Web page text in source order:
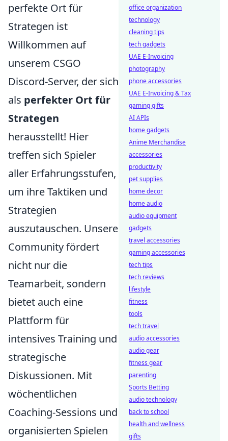
perfekte Ort für
Strategen ist
Willkommen auf
unserem CSGO
Discord-Server, der sich
als perfekter Ort für
Strategen
herausstellt! Hier
treffen sich Spieler
aller Erfahrungsstufen,
um ihre Taktiken und
Strategien
auszutauschen. Unsere
Community fördert
nicht nur die
Teamarbeit, sondern
bietet auch eine
Plattform für
intensives Training und
strategische
Diskussionen. Mit
wöchentlichen
Coaching-Sessions und
organisierten Spielen
office organization
technology
cleaning tips
tech gadgets
UAE E-Invoicing
photography
phone accessories
UAE E-Invoicing & Tax
gaming gifts
AI APIs
home gadgets
Anime Merchandise
accessories
productivity
pet supplies
home decor
home audio
audio equipment
gadgets
travel accessories
gaming accessories
tech tips
tech reviews
lifestyle
fitness
tools
tech travel
audio accessories
audio gear
fitness gear
parenting
Sports Betting
audio technology
back to school
health and wellness
gifts